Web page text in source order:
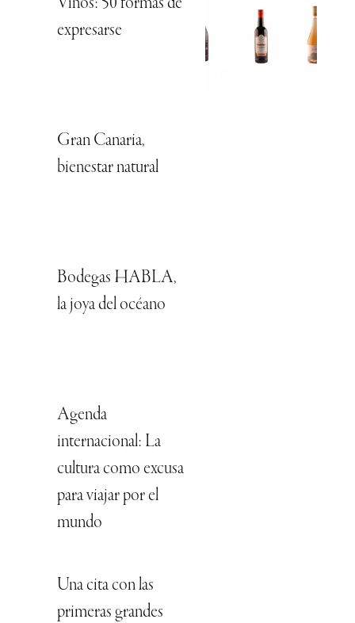
Vinos: 50 formas de
expresarse
Gran Canaria,
bienestar natural
Bodegas HABLA,
la joya del océano
Agenda
internacional: La
cultura como excusa
para viajar por el
mundo
Una cita con las
primeras grandes